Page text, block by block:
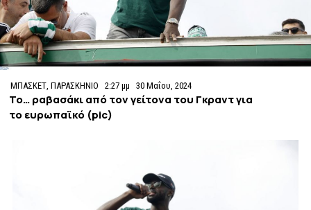
ΜΠΑΣΚΕΤ ,ΠΑΡΑΣΚΗΝΙΟ 2:27 μμ 30 Μαΐου, 2024
Το… ραβασάκι από τον γείτονα του Γκραντ για
το ευρωπαϊκό (pic)